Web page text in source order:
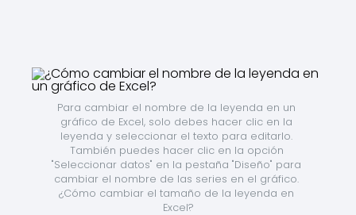
Para cambiar el nombre de la leyenda en un
gráfico de Excel, solo debes hacer clic en la
leyenda y seleccionar el texto para editarlo.
También puedes hacer clic en la opción
"Seleccionar datos" en la pestaña "Diseño" para
cambiar el nombre de las series en el gráfico.
¿Cómo cambiar el tamaño de la leyenda en
Excel?